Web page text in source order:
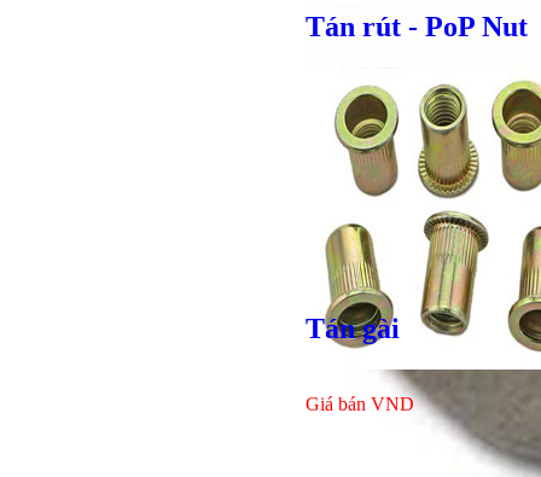
Bulong lục giác
Tán rút - PoP Nut
Giá bán VND
Tán gài